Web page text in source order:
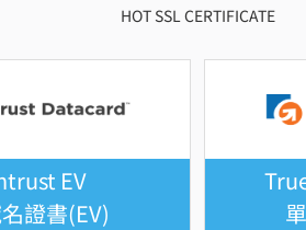
HOT SSL CERTIFICATE
EV
證書(EV)